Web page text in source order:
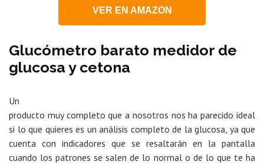
VER EN AMAZON
Glucómetro barato medidor de
glucosa y cetona
Un
producto muy completo que a nosotros nos ha parecido ideal
si lo que quieres es un análisis completo de la glucosa, ya que
cuenta con indicadores que se resaltarán en la pantalla
cuando los patrones se salen de lo normal o de lo que te ha